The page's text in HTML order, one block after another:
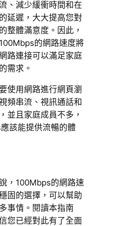
、減少緩衝時間和在
延遲，大大提高您對
整體滿意度。因此，
的網路速度將
路連接可以滿足家庭
需求。
使用網路進行網頁瀏
頻串流、視訊通話和
並且家庭成員不多，
該能提供流暢的體
，100Mbps的網路速
固的選擇，可以幫助
事情。閱讀本指南
您已經對此有了全面